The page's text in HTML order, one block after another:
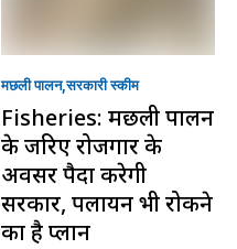
मछली पालन सरकारी स्की‍म
Fisheries: मछली पालन
के जरिए रोजगार के
अवसर पैदा करेगी
सरकार, पलायन भी रोकने
का है प्लान